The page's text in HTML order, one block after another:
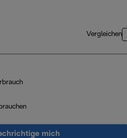
Vergleichen
mich